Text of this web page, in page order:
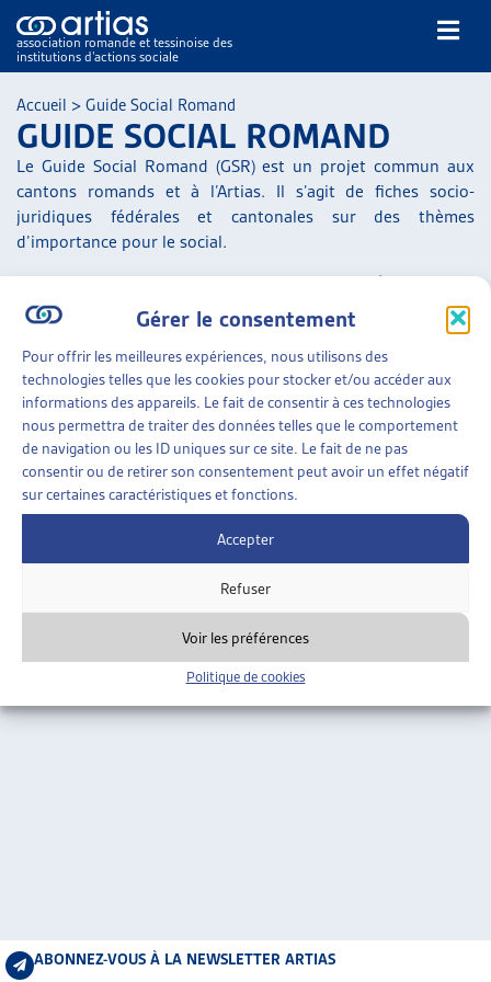
Gérer le consentement
Pour offrir les meilleures expériences, nous utilisons des
technologies telles que les cookies pour stocker et/ou accéder aux
informations des appareils. Le fait de consentir à ces technologies
nous permettra de traiter des données telles que le comportement
de navigation ou les ID uniques sur ce site. Le fait de ne pas
consentir ou de retirer son consentement peut avoir un effet négatif
sur certaines caractéristiques et fonctions.
Accepter
Refuser
Voir les préférences
Politique de cookies
association romande et tessinoise des
institutions d’actions sociale
NOS PUBLICATIONS
DOSSIERS DU MOIS
VEILLE
RESSOURCES
THÉMATIQUES
GUIDE SOCIAL ROMAND
AUTRES
ARTIAS
PROJETS ET ACTIVITÉS
Accueil > Guide Social Romand
GUIDE SOCIAL ROMAND
Le Guide Social Romand (GSR) est un projet commun aux
cantons romands et à l’Artias. Il s’agit de fiches socio-
juridiques fédérales et cantonales sur des thèmes
d’importance pour le social.
L’Artias coordonne l’ensemble du GSR et en gère la partie
qui concerne la législation fédérale.
Chaque canton est responsable de l’élaboration et du suivi
des informations législatives et du répertoire d’adresses des
institutions sociales concernant son aire géographique.
Le GSR est à votre disposition notamment grâce au soutien
de la Loterie romande.
Pour accéder au site :Guide Social Romand
PARTAGER
ABONNEZ-VOUS À LA NEWSLETTER ARTIAS